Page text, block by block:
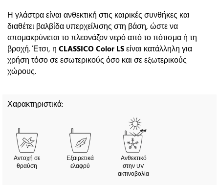
Η γλάστρα είναι ανθεκτική στις καιρικές συνθήκες και
διαθέτει βαλβίδα υπερχείλισης στη βάση, ώστε να
απομακρύνεται το πλεονάζον νερό από το πότισμα ή τη
βροχή. Έτσι, ηCLASSICO Color LSείναι κατάλληλη για
χρήση τόσο σε εσωτερικούς όσο και σε εξωτερικούς
χώρους.
Χαρακτηριστικά:
Αντοχή σε
θραύση
Εξαιρετικά
ελαφρύ
Ανθεκτικό
στην UV
ακτινοβολία